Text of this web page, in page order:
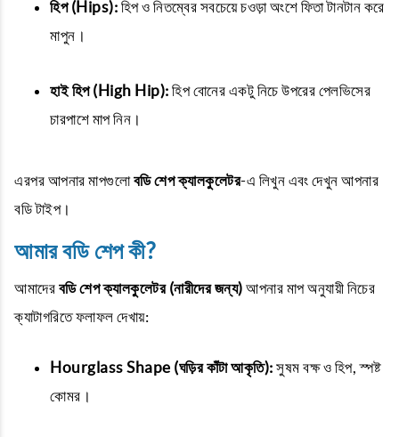
হিপ (Hips): হিপ ও নিতম্বের সবচেয়ে চওড়া অংশে ফিতা টানটান করে
মাপুন।
হাই হিপ (High Hip): হিপ বোনের একটু নিচে উপরের পেলভিসের
চারপাশে মাপ নিন।
এরপর আপনার মাপগুলোবডি শেপ ক্যালকুলেটর-এ লিখুন এবং দেখুন আপনার
বডি টাইপ।
আমার বডি শেপ কী?
আমাদের বডি শেপ ক্যালকুলেটর (নারীদের জন্য) আপনার মাপ অনুযায়ী নিচের
ক্যাটাগরিতে ফলাফল দেখায়:
Hourglass Shape (ঘড়ির কাঁটা আকৃতি): সুষম বক্ষ ও হিপ, স্পষ্ট
কোমর।